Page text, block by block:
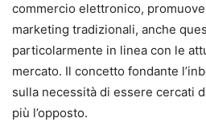
commercio elettronico,
marketing tradizionali, anche
particolarmente in linea con le
mercato. Il concetto fondante
sulla necessità di essere cercati
più l’opposto.